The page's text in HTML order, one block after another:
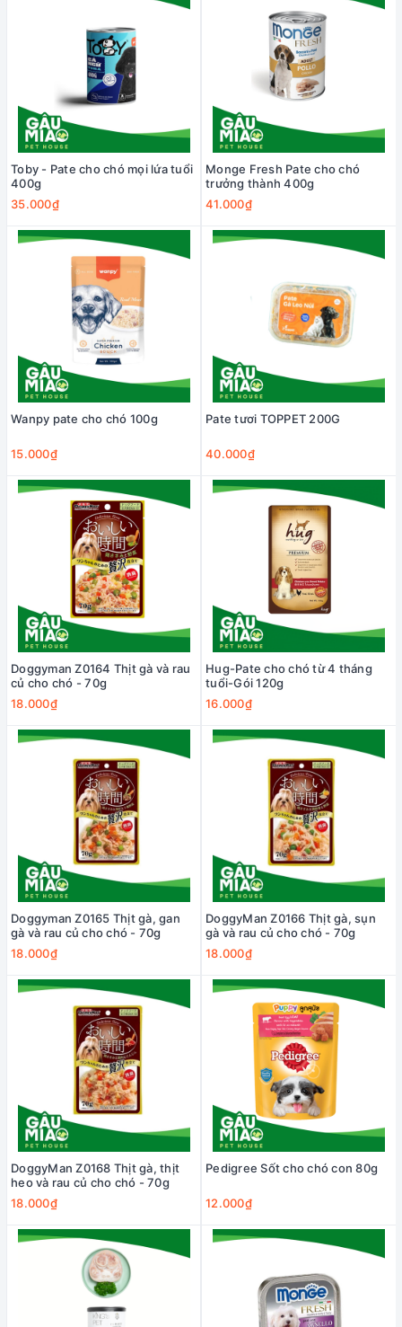
Toby - Pate cho chó mọi lứa tuổi
400g
35.000₫
Monge Fresh Pate cho chó
trưởng thành 400g
41.000₫
Wanpy pate cho chó 100g
15.000₫
Pate tươi TOPPET 200G
40.000₫
Doggyman Z0164 Thịt gà và rau
củ cho chó - 70g
18.000₫
Hug-Pate cho chó từ 4 tháng
tuổi-Gói 120g
16.000₫
Doggyman Z0165 Thịt gà, gan
gà và rau củ cho chó - 70g
18.000₫
DoggyMan Z0166 Thịt gà, sụn
gà và rau củ cho chó - 70g
18.000₫
DoggyMan Z0168 Thịt gà, thịt
heo và rau củ cho chó - 70g
18.000₫
Pedigree Sốt cho chó con 80g
12.000₫